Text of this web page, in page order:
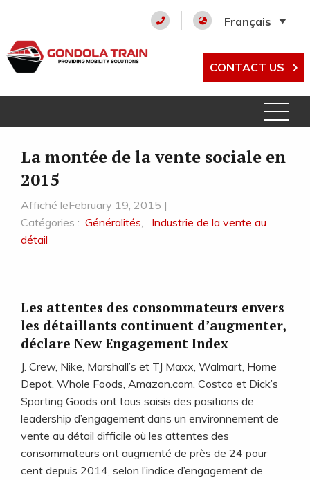
Français
CONTACT US
La montée de la vente sociale en
2015
Affiché leFebruary 19, 2015 |
Catégories : Généralités,
Industrie de la vente au
détail
Les attentes des consommateurs envers
les détaillants continuent d’augmenter,
déclare New Engagement Index
J. Crew, Nike, Marshall’s et TJ Maxx, Walmart, Home
Depot, Whole Foods, Amazon.com, Costco et Dick’s
Sporting Goods ont tous saisis des positions de
leadership d’engagement dans un environnement de
vente au détail difficile où les attentes des
consommateurs ont augmenté de près de 24 pour
cent depuis 2014, selon l’indice d’engagement de